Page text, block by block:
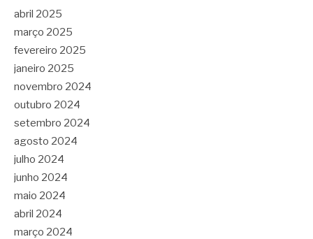
abril 2025
março 2025
fevereiro 2025
janeiro 2025
novembro 2024
outubro 2024
setembro 2024
agosto 2024
julho 2024
junho 2024
maio 2024
abril 2024
março 2024